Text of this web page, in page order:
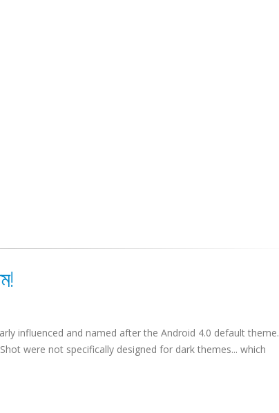
influenced and named after the Android 4.0 default theme.
were not specifically designed for dark themes... which